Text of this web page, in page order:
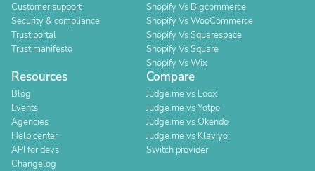
Customer support
Security & compliance
Trust portal
Trust manifesto
Shopify Vs Bigcommerce
Shopify Vs WooCommerce
Shopify Vs Squarespace
Shopify Vs Square
Shopify Vs Wix
Resources
Blog
Events
Agencies
Help center
API for devs
Changelog
Compare
Judge.me vs Loox
Judge.me vs Yotpo
Judge.me vs Okendo
Judge.me vs Klaviyo
Switch provider